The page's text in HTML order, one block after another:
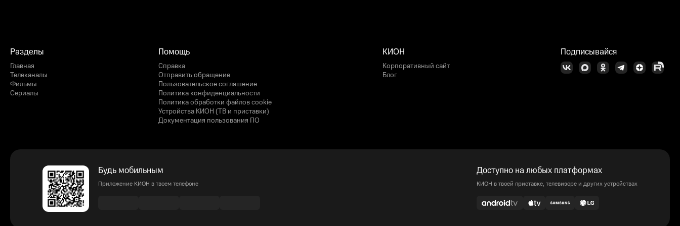
Разделы
Главная
Телеканалы
Фильмы
Сериалы
Помощь
Справка
Отправить обращение
Пользовательское соглашение
Политика конфиденциальности
Политика обработки файлов cookie
Устройства КИОН (ТВ и приставки)
Документация пользования ПО
КИОН
Корпоративный сайт
Блог
Подписывайся
Будь мобильным
Приложение КИОН в твоем телефоне
Доступно на любых платформах
КИОН в твоей приставке, телевизоре и других устройствах